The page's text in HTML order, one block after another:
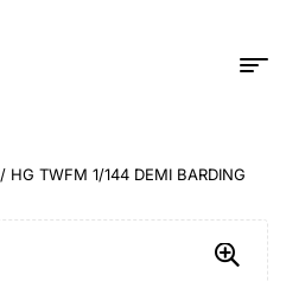
/ HG TWFM 1/144 DEMI BARDING